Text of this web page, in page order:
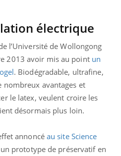
électrique
l’Université de Wollongong
2013 avoir mis au point un
. Biodégradable, ultrafine,
nombreux avantages et
le latex, veulent croire les
désormais plus loin.
annoncéau site Science
prototype de préservatif en